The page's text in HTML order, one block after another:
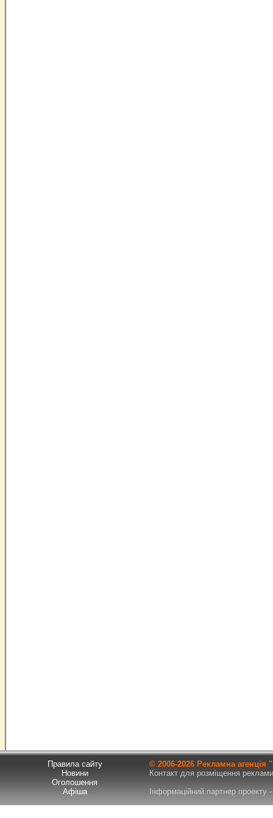
Правила сайту
Новини
Оголошення
Афіша
© 2006-2026 Рекламна
Контакт для розміщення
Інформаційний партнер проекту